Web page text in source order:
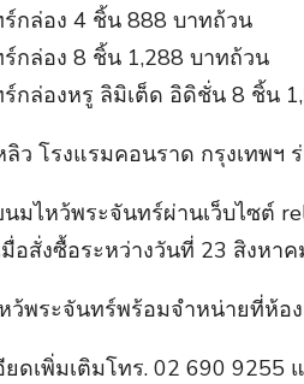
กล่อง 4 ชิ้น 888 บาทถ้วน
กล่อง 8 ชิ้น 1,288 บาทถ้วน
กล่องหรู ลิมิเต็ด อิดิชั่น 8 ชิ้น
มไหว้พระจันทร์ผ่านเว็บไซต์
อสั่งซื้อระหว่างวันที่ 23 สิงหา
พระจันทร์พร้อมจำหน่ายที่ห้อ
ดเพิ่มเติมโทร. 02 690 9255